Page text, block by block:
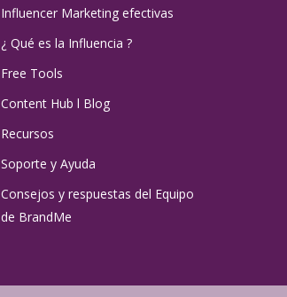
Influencer Marketing efectivas
¿ Qué es la Influencia ?
Free Tools
Content Hub l Blog
Recursos
Soporte y Ayuda
Consejos y respuestas del Equipo
de BrandMe